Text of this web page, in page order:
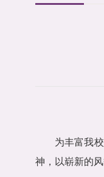
为丰富我
神，以崭新的